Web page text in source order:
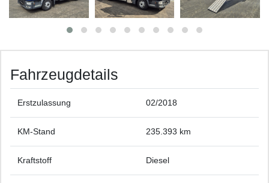
Fahrzeugdetails
Erstzulassung 02/2018
KM-Stand 235.393 km
Kraftstoff Diesel